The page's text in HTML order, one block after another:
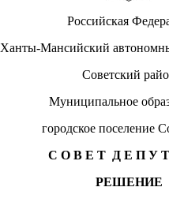
Российская
Ханты-Мансийский
Советский
Муниципальное
городское поселение
С О В Е Т Д Е П У
РЕШЕНИЕ